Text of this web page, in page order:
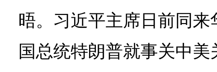
晤。习近平主席日前同
国总统特朗普就事关中